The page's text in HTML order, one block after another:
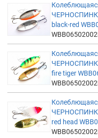
black-red
fire tiger
red head